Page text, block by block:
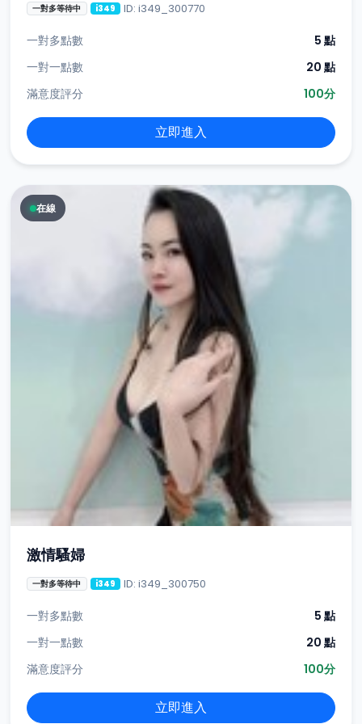
一對多等待中 i349 ID: i349_300770
一對多點數
5 點
一對一點數
20 點
滿意度評分
100分
立即進入
在線
激情騷婦
一對多等待中 i349 ID: i349_300750
一對多點數
5 點
一對一點數
20 點
滿意度評分
100分
立即進入